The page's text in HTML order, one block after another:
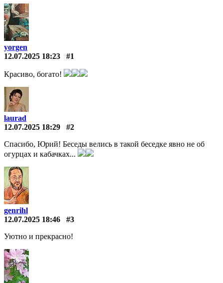
yorgen
12.07.2025 18:23
#1
Красиво, богато!
laurad
12.07.2025 18:29
#2
Спасибо, Юрий! Беседы велись в такой беседке явно не об
огурцах и кабачках...
genrihl
12.07.2025 18:46
#3
Уютно и прекрасно!